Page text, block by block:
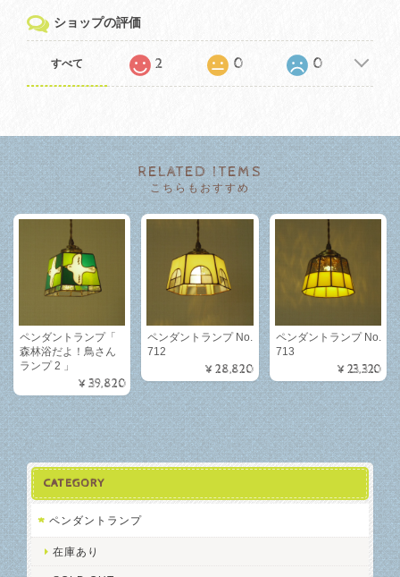
ショップの評価
すべて 2 0 0
RELATED ITEMS
こちらもおすすめ
ペンダントランプ「
森林浴だよ！鳥さん
ランプ 2 」
¥39,820
ペンダントランプ No.
712
¥28,820
ペンダントランプ No.
713
¥23,320
CATEGORY
ペンダントランプ
在庫あり